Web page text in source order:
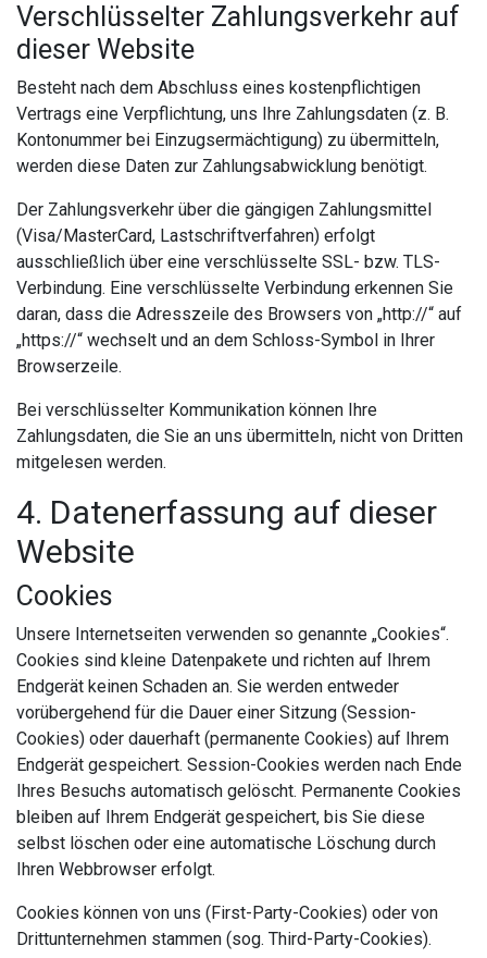
Verschlüsselter Zahlungsverkehr auf
dieser Website
Besteht nach dem Abschluss eines kostenpflichtigen
Vertrags eine Verpflichtung, uns Ihre Zahlungsdaten (z. B.
Kontonummer bei Einzugsermächtigung) zu übermitteln,
werden diese Daten zur Zahlungsabwicklung benötigt.
Der Zahlungsverkehr über die gängigen Zahlungsmittel
(Visa/MasterCard, Lastschriftverfahren) erfolgt
ausschließlich über eine verschlüsselte SSL- bzw. TLS-
Verbindung. Eine verschlüsselte Verbindung erkennen Sie
daran, dass die Adresszeile des Browsers von „http://“ auf
„https://“ wechselt und an dem Schloss-Symbol in Ihrer
Browserzeile.
Bei verschlüsselter Kommunikation können Ihre
Zahlungsdaten, die Sie an uns übermitteln, nicht von Dritten
mitgelesen werden.
4. Datenerfassung auf dieser
Website
Cookies
Unsere Internetseiten verwenden so genannte „Cookies“.
Cookies sind kleine Datenpakete und richten auf Ihrem
Endgerät keinen Schaden an. Sie werden entweder
vorübergehend für die Dauer einer Sitzung (Session-
Cookies) oder dauerhaft (permanente Cookies) auf Ihrem
Endgerät gespeichert. Session-Cookies werden nach Ende
Ihres Besuchs automatisch gelöscht. Permanente Cookies
bleiben auf Ihrem Endgerät gespeichert, bis Sie diese
selbst löschen oder eine automatische Löschung durch
Ihren Webbrowser erfolgt.
Cookies können von uns (First-Party-Cookies) oder von
Drittunternehmen stammen (sog. Third-Party-Cookies).